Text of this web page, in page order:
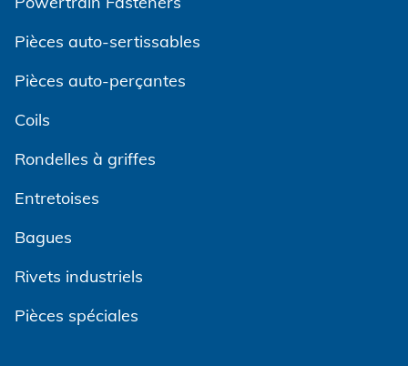
Pièces auto-sertissables
Pièces auto-perçantes
Coils
Rondelles à griffes
Entretoises
Bagues
Rivets industriels
Pièces spéciales